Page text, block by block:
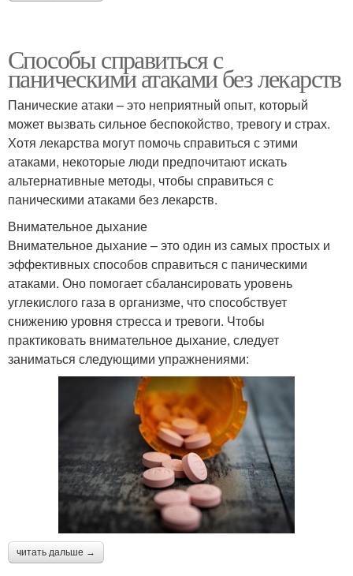
Способы справиться с
паническими атаками без лекарств
Панические атаки – это неприятный опыт, который
может вызвать сильное беспокойство, тревогу и страх.
Хотя лекарства могут помочь справиться с этими
атаками, некоторые люди предпочитают искать
альтернативные методы, чтобы справиться с
паническими атаками без лекарств.
Внимательное дыхание
Внимательное дыхание – это один из самых простых и
эффективных способов справиться с паническими
атаками. Оно помогает сбалансировать уровень
углекислого газа в организме, что способствует
снижению уровня стресса и тревоги. Чтобы
практиковать внимательное дыхание, следует
заниматься следующими упражнениями:
читать дальше →